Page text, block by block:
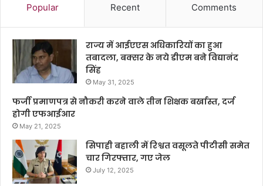
Popular Recent Comments
राज्य में आईएएस अधिकारियों का हुआ
तबादला, बक्सर के नये डीएम बने विद्यानंद
सिंह
May 31, 2025
फर्जी प्रमाणपत्र से नौकरी करने वाले तीन शिक्षक बर्खास्त, दर्ज
होगी एफआईआर
May 21, 2025
सिपाही बहाली में रिश्वत वसूलते पीटीसी समेत
चार गिरफ्तार, गए जेल
July 12, 2025